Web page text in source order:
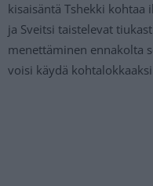
kisaisäntä Tshekki kohtaa
ja Sveitsi taistelevat
menettäminen ennakolta
voisi käydä